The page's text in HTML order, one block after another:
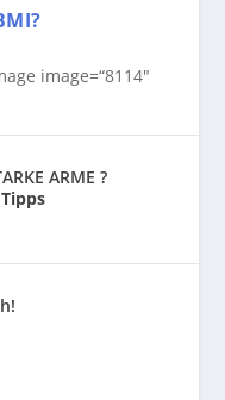
image=“8114″
ARME ?